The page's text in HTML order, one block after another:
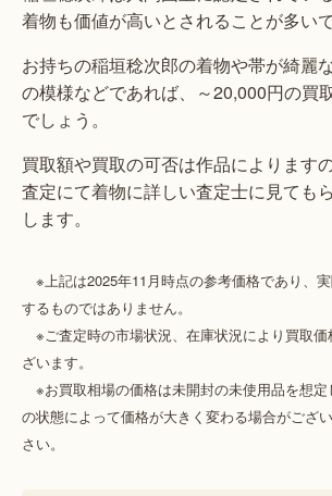
着物も価値が高いとされることが多いで
お持ちの稲垣稔次郎の着物や帯が綺麗
の模様などであれば、～20,000円の買
でしょう。
買取額や買取の可否は作品によります
査定にて着物に詳しい査定士に見ても
します。
※上記は2025年11月時点の参考価格であり、
するものではありません。
※ご査定時の市場状況、在庫状況により買取
ざいます。
※お買取相場の価格は未開封の未使用品を想
の状態によって価格が大きく変わる場合がござ
さい。